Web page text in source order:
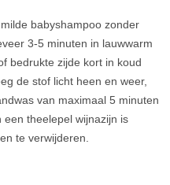
babyshampoo zonder
3-5 minuten in lauwwarm
bedrukte zijde kort in koud
de stof licht heen en weer,
van maximaal 5 minuten
theelepel wijnazijn is
te verwijderen.